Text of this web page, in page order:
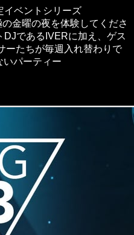
イベントシリーズ
金曜の夜を体験してくださ
であるIVERに加え、ゲス
ーたちが毎週入れ替わりで
いパーティー